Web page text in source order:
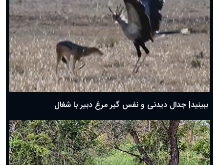
دعای روز پنجم ماه رمضان؛ ۴ اسفند ۱۴۰۴
دعای روز چهارم ماه مبارک رمضان؛ ۳ اسفند ۱۴۰۴
دعای روز سوم ماه مبارک رمضان؛ ۱۴ اسفند ۱۴۰۴
دعای روز دوم ماه مبارک رمضان ۱ اسفند ماه ۱۴۰۴
دعای روز اول ماه مبارک رمضان، ۳۰ بهمن ۱۴۰۴
حضرت زینب(س) چگونه از دنیا رفت؟
بهترین پیامک تبریک روز پدر ۱۴۰۴؛ جملات زیبا و صمیمانه
ببینید| جدال دیدنی و نفس گیر مرغ دبیر با شغال